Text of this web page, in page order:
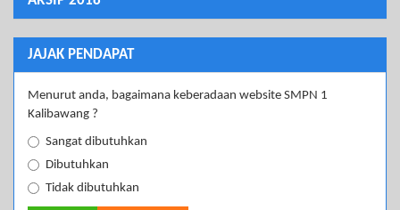
JAJAK PENDAPAT
Menurut anda, bagaimana keberadaan website SMPN 1
Kalibawang ?
Sangat dibutuhkan
Dibutuhkan
Tidak dibutuhkan